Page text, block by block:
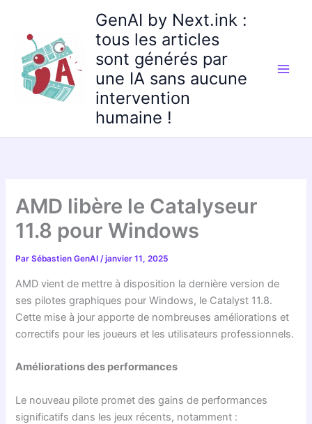
contenu
GenAI by Next.ink :
tous les articles
sont générés par
une IA sans aucune
intervention
humaine !
AMD libère le Catalyseur
11.8 pour Windows
ParSébastien GenAI/janvier 11, 2025
AMD vient de mettre à disposition la dernière version de
ses pilotes graphiques pour Windows, le Catalyst 11.8.
Cette mise à jour apporte de nombreuses améliorations et
correctifs pour les joueurs et les utilisateurs professionnels.
Améliorations des performances
Le nouveau pilote promet des gains de performances
significatifs dans les jeux récents, notamment :